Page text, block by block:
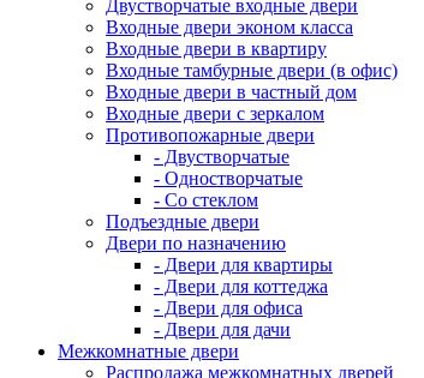
Двустворчатые входные двери
Входные двери эконом класса
Входные двери в квартиру
Входные тамбурные двери (в офис)
Входные двери в частный дом
Входные двери с зеркалом
Противопожарные двери
- Двустворчатые
- Одностворчатые
- Со стеклом
Подъездные двери
Двери по назначению
- Двери для квартиры
- Двери для коттеджа
- Двери для офиса
- Двери для дачи
Межкомнатные двери
Распродажа межкомнатных дверей